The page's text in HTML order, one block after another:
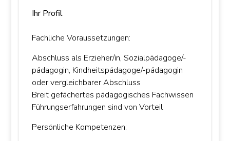
Ihr Profil
Fachliche Voraussetzungen:
Abschluss als Erzieher/in, Sozialpädagoge/-
pädagogin, Kindheitspädagoge/-pädagogin
oder vergleichbarer Abschluss
Breit gefächertes pädagogisches Fachwissen
Führungserfahrungen sind von Vorteil
Persönliche Kompetenzen: